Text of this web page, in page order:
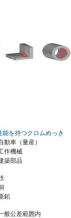
能を持つクロムめっき
動車（量産）
作機械
築部品
鉛
般公差範囲内